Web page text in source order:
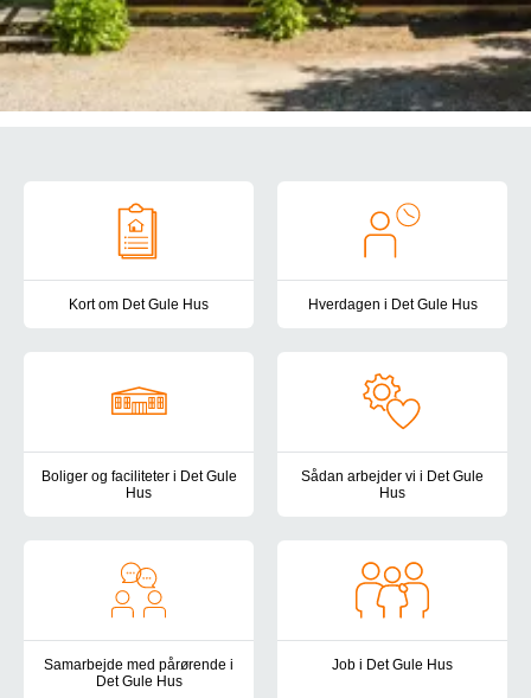
Kort om Det Gule Hus Hverdagen i Det Gule Hus
Boliger og faciliteter i Det Gule
Hus
Sådan arbejder vi i Det Gule
Hus
Samarbejde med pårørende i
Det Gule Hus
Job i Det Gule Hus